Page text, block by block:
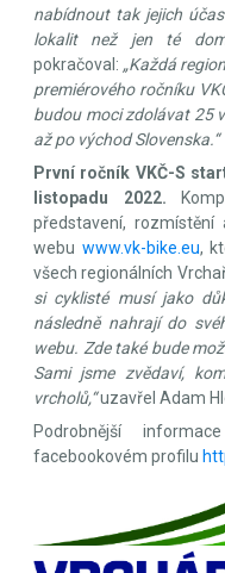
nabídnout tak jejich
lokalit než jen té
pokračoval: „Každá
premiérového ročníku
budou moci zdolávat 25
až po východ Slovenska.“
První ročník VKČ-S
listopadu 2022.
představení,
webu www.vk-bike.eu,
všech regionálních
si cyklisté musí jako
následně nahrají do
webu. Zde také bude
Sami jsme zvědaví,
vrcholů,“uzavřel Adam
Podrobnější
facebookovém profilu